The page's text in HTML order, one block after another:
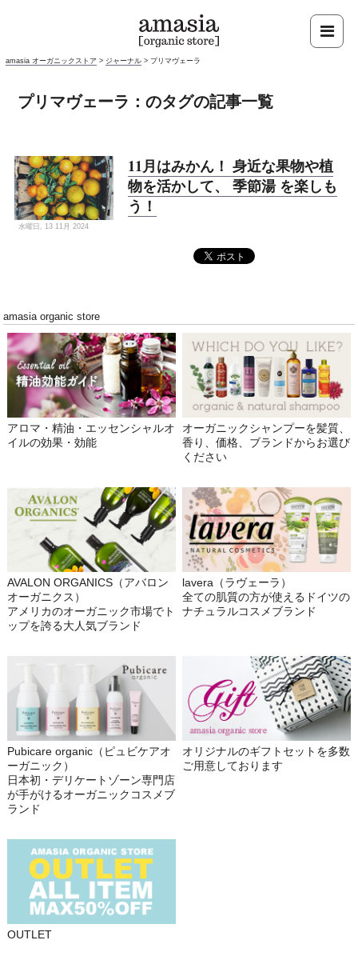
amasia オーガニックストア > ジャーナル >プリマヴェーラ
プリマヴェーラ：のタグの記事一覧
11月はみかん！ 身近な果物や植
物を活かして、 季節湯 を楽しも
う！
水曜日, 13 11月 2024
amasia organic store
アロマ・精油・エッセンシャルオ
イルの効果・効能
オーガニックシャンプーを髪質、
香り、価格、ブランドからお選び
ください
AVALON ORGANICS（アバロン
オーガニクス）
アメリカのオーガニック市場でト
ップを誇る大人気ブランド
lavera（ラヴェーラ）
全ての肌質の方が使えるドイツの
ナチュラルコスメブランド
Pubicare organic（ピュビケアオ
ーガニック）
日本初・デリケートゾーン専門店
が手がけるオーガニックコスメブ
ランド
オリジナルのギフトセットを多数
ご用意しております
OUTLET